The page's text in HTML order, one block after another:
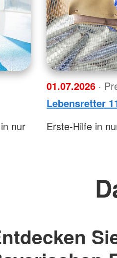
nur
01.07.2026 ·
Lebensretter
Erste-Hilfe in